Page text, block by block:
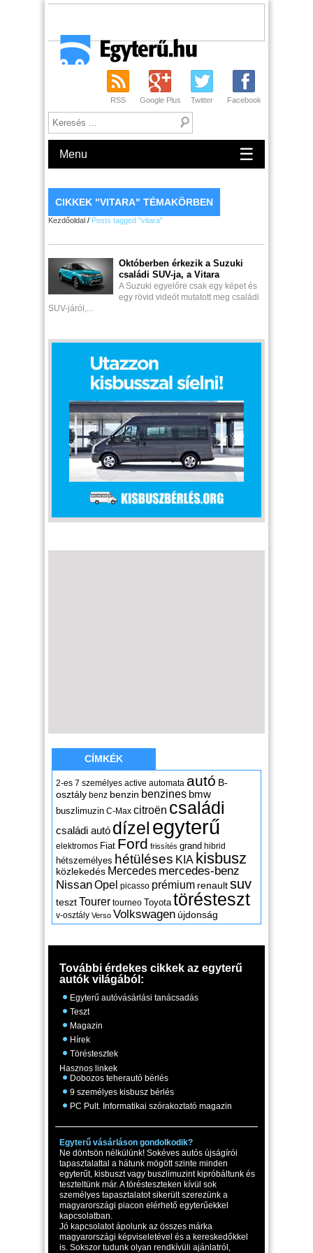
RSS Google Plus Twitter Facebook
Menu ☰
CIKKEK "VITARA" TÉMAKÖRBEN
Kezdőoldal / Posts tagged "vitara"
Októberben érkezik a Suzuki
családi SUV-ja, a Vitara
A Suzuki egyelőre csak egy képet és
egy rövid videót mutatott meg családi
SUV-járól,...
CÍMKÉK
2-es 7 személyes active automata autó B-
osztály benz benzin benzines bmw
buszlimuzin C-Max citroën családi
családi autó dízel egyterű
elektromos Fiat Ford frissítés grand hibrid
hétszemélyes hétüléses KIA kisbusz
közlekedés Mercedes mercedes-benz
NissanOpel picasso prémium renaultsuv
tesztTourer tourneo Toyota törésteszt
v-osztály Verso Volkswagen újdonság
További érdekes cikkek az egyterű
autók világából:
Egyterű autóvásárlási tanácsadás
Teszt
Magazin
Hírek
Töréstesztek
Hasznos linkek
Dobozos teherautó bérlés
9 személyes kisbusz bérlés
PC Pult. Informatikai szórakoztató magazin
Egyterű vásárláson gondolkodik?
Ne döntsön nélkülünk! Sokéves autós újságírói
tapasztalattal a hátunk mögött szinte minden
egyterűt, kisbuszt vagy buszlimuzint kipróbáltunk és
teszteltünk már. A törésteszteken kívül sok
személyes tapasztalatot sikerült szerezünk a
magyarországi piacon elérhető egyterűekkel
kapcsolatban.
Jó kapcsolatot ápolunk az összes márka
magyarországi képviseletével és a kereskedőkkel
is. Sokszor tudunk olyan rendkívüli ajánlatról,